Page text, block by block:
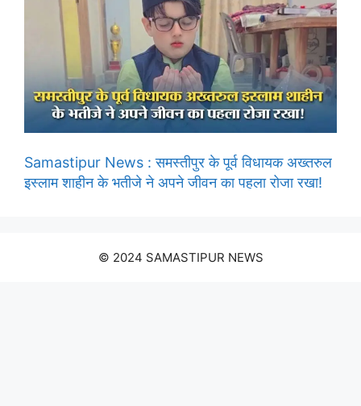
Samastipur News : समस्तीपुर के पूर्व विधायक अख्तरुल
इस्लाम शाहीन के भतीजे ने अपने जीवन का पहला रोजा रखा!
© 2024 SAMASTIPUR NEWS